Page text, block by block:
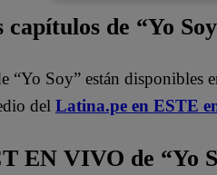
de “Yo
“Yo Soy” están disponibles
del Latina.pe en ESTE
EN VIVO de “Yo